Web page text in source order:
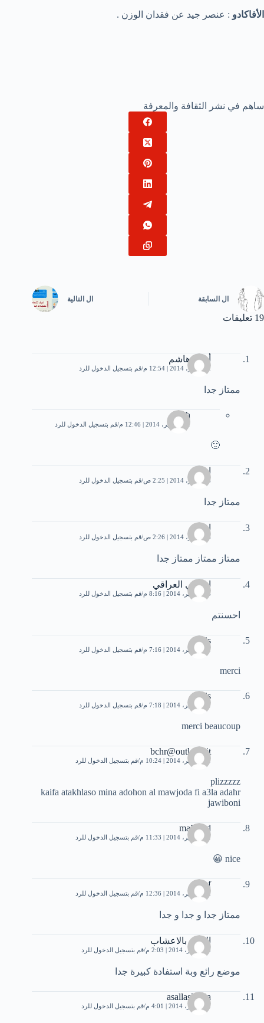
الأفاكادو : عنصر جيد عن فقدان الوزن .
ساهم في نشر الثقافة والمعرفة
ال السابقة ال التالية
19 تعليقات
أحمد هاشم
2 سبتمبر، 2014 | 12:54 م قم بتسجيل الدخول للرد
ممتاز جدا
farah
21 سبتمبر، 2014 | 12:46 م قم بتسجيل الدخول للرد
🙂
ايمي
6 سبتمبر، 2014 | 2:25 ص قم بتسجيل الدخول للرد
ممتاز جدا
ايمي
6 سبتمبر، 2014 | 2:26 ص قم بتسجيل الدخول للرد
ممتاز ممتاز ممتاز جدا
ابوعلي العراقي
14 سبتمبر، 2014 | 8:16 م قم بتسجيل الدخول للرد
احسنتم
anis
21 سبتمبر، 2014 | 7:16 م قم بتسجيل الدخول للرد
merci
anis
21 سبتمبر، 2014 | 7:18 م قم بتسجيل الدخول للرد
merci beaucoup
bchr@outlook.it
21 سبتمبر، 2014 | 10:24 م قم بتسجيل الدخول للرد
plizzzzz
kaifa atakhlaso mina adohon al mawjoda fi a3la adahr
jawiboni
ma7med
21 سبتمبر، 2014 | 11:33 م قم بتسجيل الدخول للرد
nice 😀
afaf
22 سبتمبر، 2014 | 12:36 م قم بتسجيل الدخول للرد
ممتاز جدا و جدا و جدا
العلاج بالاعشاب
10 أكتوبر، 2014 | 2:03 م قم بتسجيل الدخول للرد
موضع رائع وبة استفادة كبيرة جدا
asallaslamia
22 أكتوبر، 2014 | 4:01 م قم بتسجيل الدخول للرد